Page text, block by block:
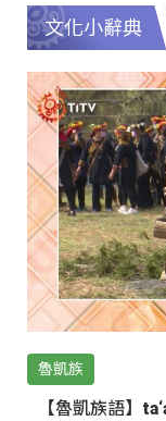
文化小辭典
魯凱族
【魯凱族語】